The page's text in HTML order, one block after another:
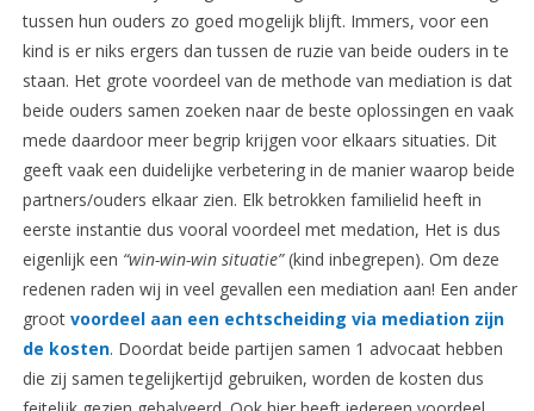
tussen hun ouders zo goed mogelijk blijft. Immers, voor een
kind is er niks ergers dan tussen de ruzie van beide ouders in te
staan. Het grote voordeel van de methode van mediation is dat
beide ouders samen zoeken naar de beste oplossingen en vaak
mede daardoor meer begrip krijgen voor elkaars situaties. Dit
geeft vaak een duidelijke verbetering in de manier waarop beide
partners/ouders elkaar zien. Elk betrokken familielid heeft in
eerste instantie dus vooral voordeel met medation, Het is dus
eigenlijk een “win-win-win situatie”(kind inbegrepen). Om deze
redenen raden wij in veel gevallen een mediation aan! Een ander
grootvoordeel aan een echtscheiding via mediation zijn
de kosten. Doordat beide partijen samen 1 advocaat hebben
die zij samen tegelijkertijd gebruiken, worden de kosten dus